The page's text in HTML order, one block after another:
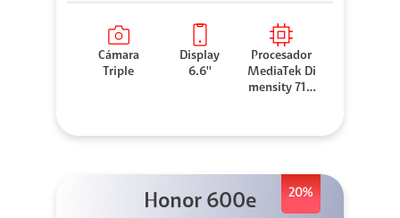
Cámara
Triple
Display
6.6''
Procesador
MediaTek Di
mensity 710
20%
Honor 600e